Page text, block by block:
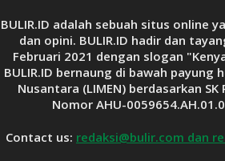
BULIR.ID adalah sebuah situs online
dan opini. BULIR.ID hadir dan
Februari 2021 dengan slogan
BULIR.ID bernaung di bawah payung
Nusantara (LIMEN) berdasarkan
Nomor AHU-
Contact us: redaksi@bulir.com dan